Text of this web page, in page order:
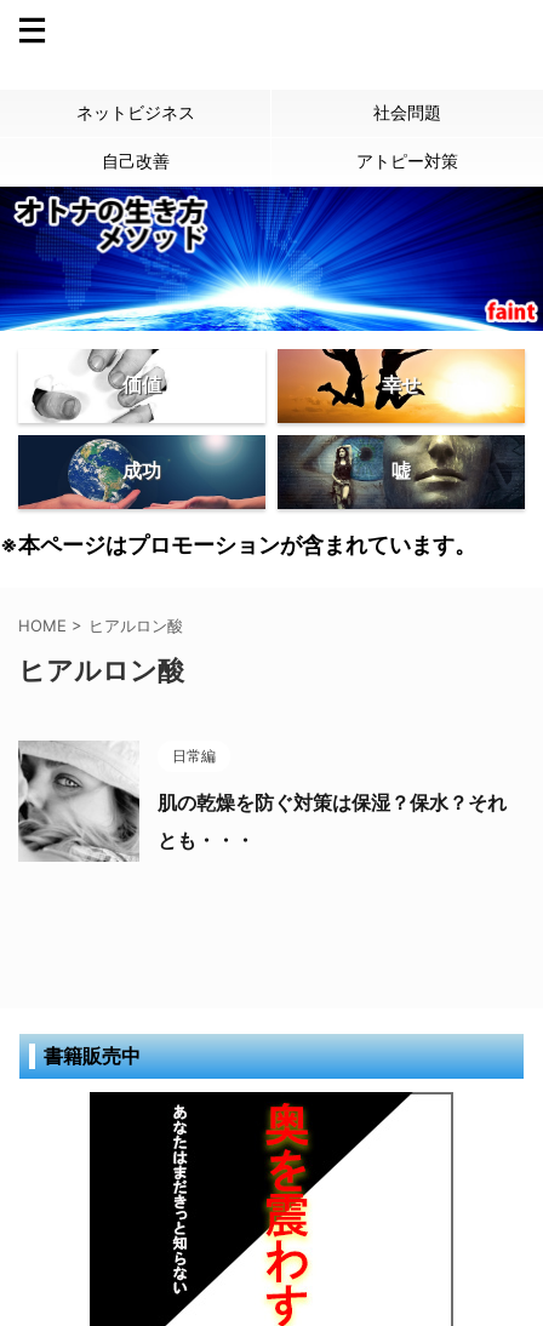
ネットビジネス 社会問題
自己改善 アトピー対策
価値 幸せ
成功 嘘
※本ページはプロモーションが含まれています。
HOME > ヒアルロン酸
ヒアルロン酸
日常編
肌の乾燥を防ぐ対策は保湿？保水？それ
とも・・・
書籍販売中